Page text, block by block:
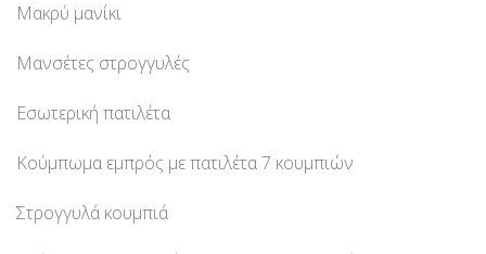
Μακρύ μανίκι
Μανσέτες στρογγυλές
Εσωτερική πατιλέτα
Κούμπωμα εμπρός με πατιλέτα 7 κουμπιών
Στρογγυλά κουμπιά